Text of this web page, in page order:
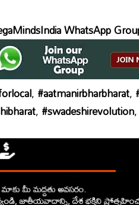
WhatsApp
, #aatmanirbharbharat,
, #swadeshirevolution,